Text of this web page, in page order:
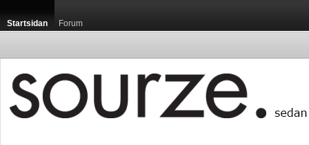
Startsidan Forum